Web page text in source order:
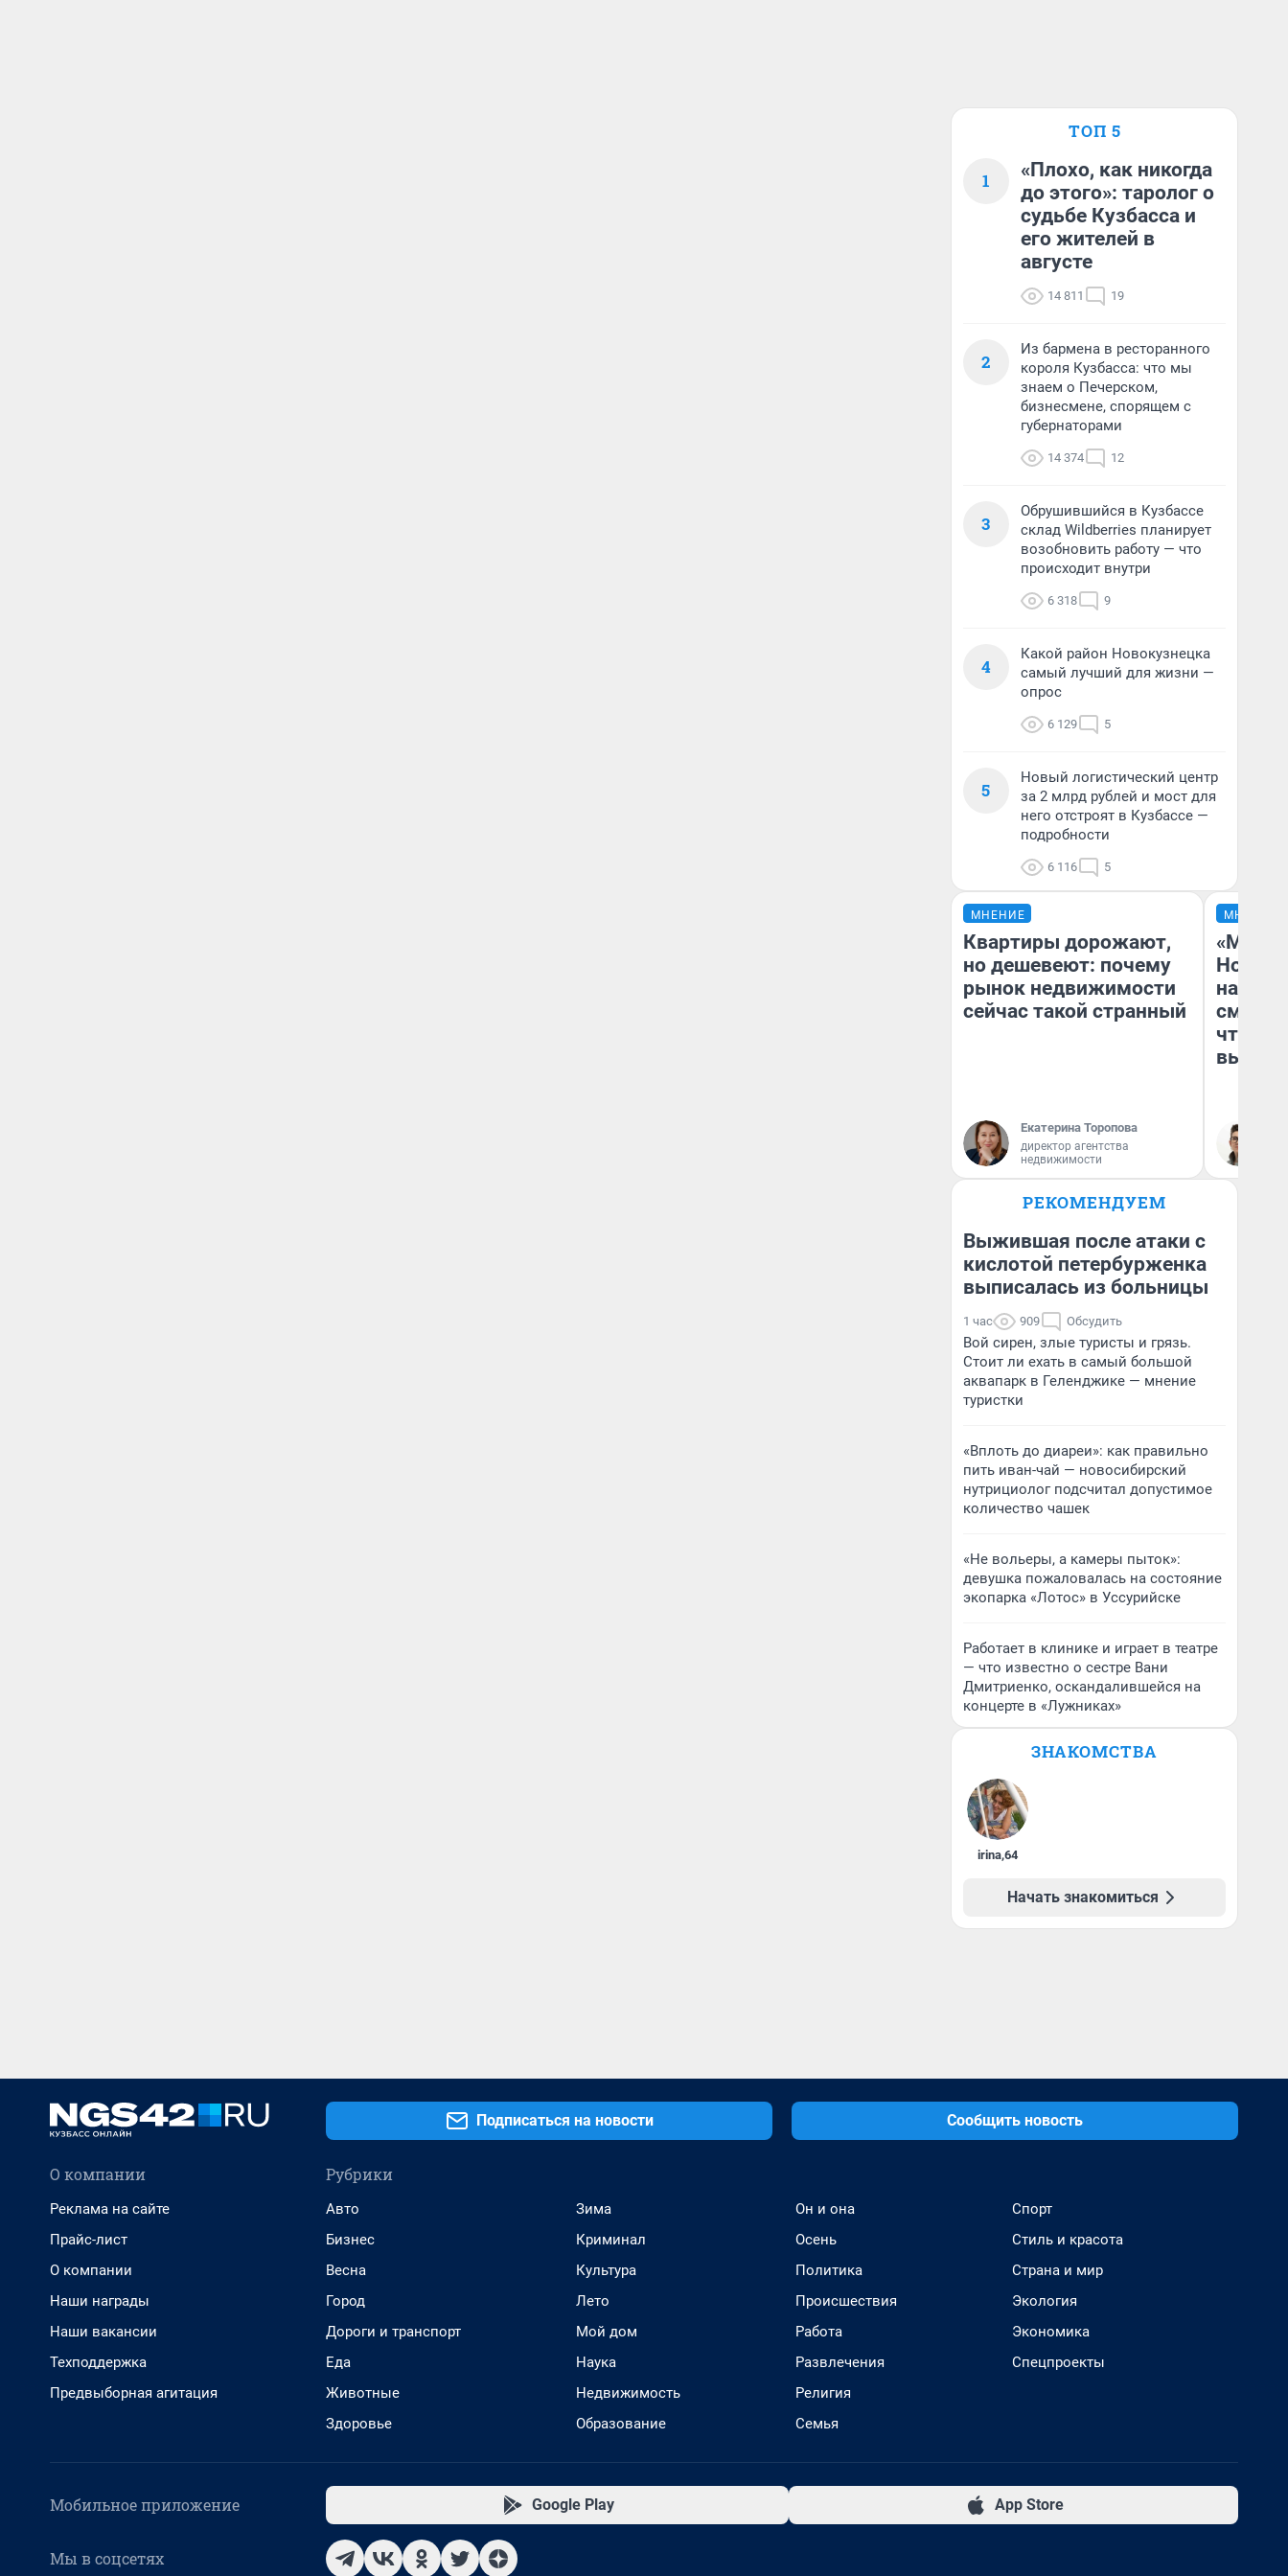
ТОП 5
1
«Плохо, как никогда
до этого»: таролог о
судьбе Кузбасса и
его жителей в
августе
14 811 19
2
Из бармена в ресторанного
короля Кузбасса: что мы
знаем о Печерском,
бизнесмене, спорящем с
губернаторами
14 374 12
3
Обрушившийся в Кузбассе
склад Wildberries планирует
возобновить работу — что
происходит внутри
6 318 9
4
Какой район Новокузнецка
самый лучший для жизни —
опрос
6 129 5
5
Новый логистический центр
за 2 млрд рублей и мост для
него отстроят в Кузбассе —
подробности
6 116 5
МНЕНИЕ
Квартиры дорожают,
но дешевеют: почему
рынок недвижимости
сейчас такой странный
Екатерина Торопова
директор агентства
недвижимости
МНЕНИЕ
«Мы
чтобы
РЕКОМЕНДУЕМ
Выжившая после атаки с
кислотой петербурженка
выписалась из больницы
1 час 909 Обсудить
Вой сирен, злые туристы и грязь.
Стоит ли ехать в самый большой
аквапарк в Геленджике — мнение
туристки
«Вплоть до диареи»: как правильно
пить иван-чай — новосибирский
нутрициолог подсчитал допустимое
количество чашек
«Не вольеры, а камеры пыток»:
девушка пожаловалась на состояние
экопарка «Лотос» в Уссурийске
Работает в клинике и играет в театре
— что известно о сестре Вани
Дмитриенко, оскандалившейся на
концерте в «Лужниках»
ЗНАКОМСТВА
irina,64
Начать знакомиться
Подписаться на новости Сообщить новость
О компании
Реклама на сайте
Прайс-лист
О компании
Наши награды
Наши вакансии
Техподдержка
Предвыборная агитация
Рубрики
Авто
Бизнес
Весна
Город
Дороги и транспорт
Еда
Животные
Здоровье
Зима
Криминал
Культура
Лето
Мой дом
Наука
Недвижимость
Образование
Он и она
Осень
Политика
Происшествия
Работа
Развлечения
Религия
Семья
Спорт
Стиль и красота
Страна и мир
Экология
Экономика
Спецпроекты
Мобильное приложение Google Play App Store
Мы в соцсетях